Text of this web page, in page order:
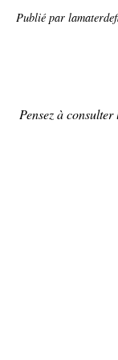
Publié par
Pensez à